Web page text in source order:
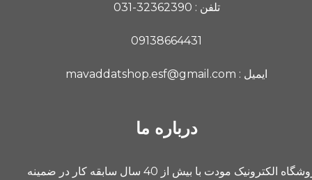
تلفن : 32362390-031
09138664431
ایمیل : mavaddatshop.esf@gmail.com
درباره ما
فروشگاه الکترونیک مودت با بیش از 40 سال سابقه کار در ضمینه